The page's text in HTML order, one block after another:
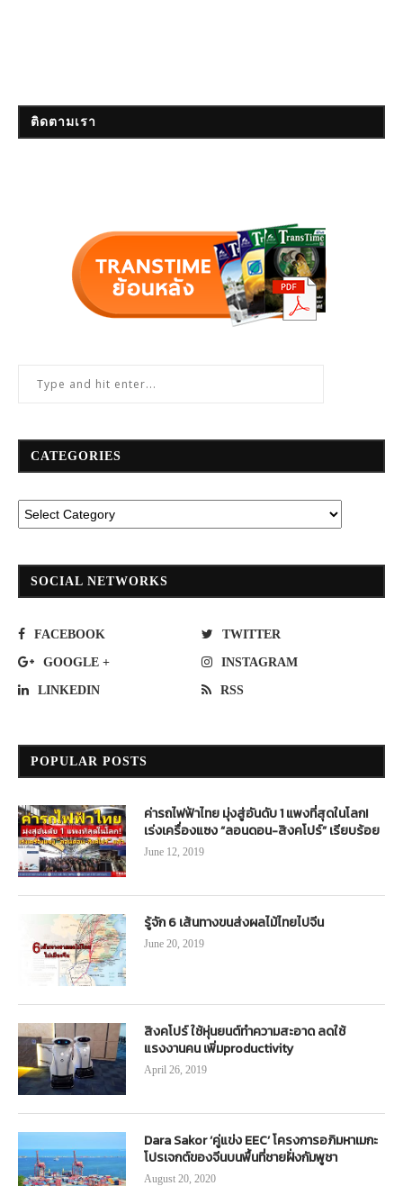
ติดตามเรา
CATEGORIES
SOCIAL NETWORKS
FACEBOOK TWITTER
GOOGLE + INSTAGRAM
LINKEDIN RSS
POPULAR POSTS
ค่ารถไฟฟ้าไทย มุ่งสู่อันดับ 1 แพงที่สุดในโลก!
เร่งเครื่องแซง “ลอนดอน-สิงคโปร์” เรียบร้อย
June 12, 2019
รู้จัก 6 เส้นทางขนส่งผลไม้ไทยไปจีน
June 20, 2019
สิงคโปร์ ใช้หุ่นยนต์ทำความสะอาด ลดใช้
แรงงานคน เพิ่มproductivity
April 26, 2019
Dara Sakor ‘คู่แข่ง EEC’ โครงการอภิมหาเมกะ
โปรเจกต์ของจีนบนพื้นที่ชายฝั่งกัมพูชา
August 20, 2020